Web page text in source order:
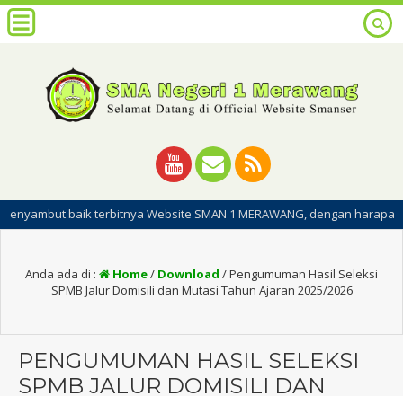
baik terbitnya Website SMAN 1 MERAWANG, dengan harapan
Anda ada di : Home/ Download /Pengumuman Hasil Seleksi
SPMB Jalur Domisili dan Mutasi Tahun Ajaran 2025/2026
PENGUMUMAN HASIL SELEKSI
SPMB JALUR DOMISILI DAN